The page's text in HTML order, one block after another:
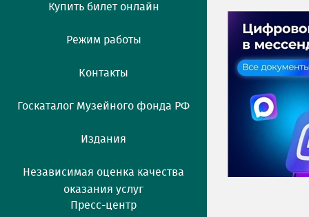
Купить билет онлайн
Режим работы
Контакты
Госкаталог Музейного фонда РФ
Издания
Независимая оценка качества
оказания услуг
Пресс-центр